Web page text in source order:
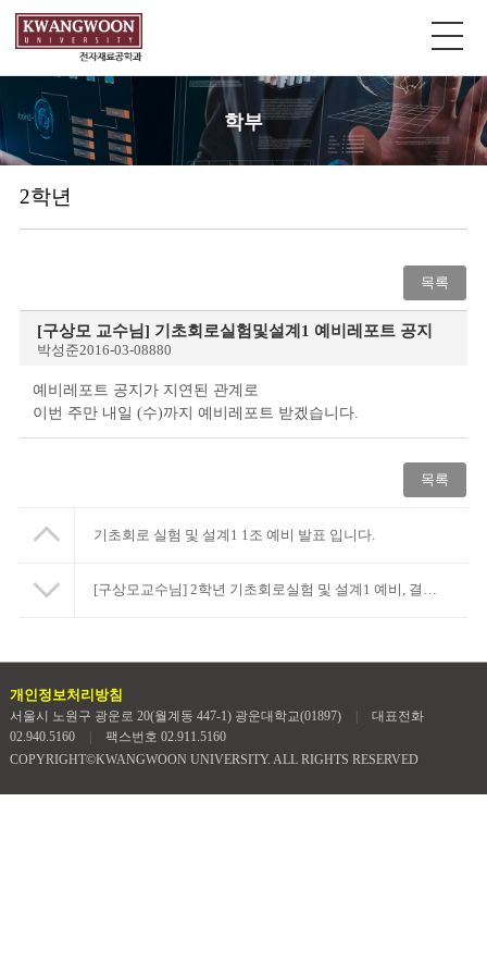
학부
2학년
목록
[구상모 교수님] 기초회로실험및설계1 예비레포트 공지
박성준2016-03-08880
예비레포트 공지가 지연된 관계로
이번 주만 내일 (수)까지 예비레포트 받겠습니다.
목록
기초회로 실험 및 설계1 1조 예비 발표 입니다.
[구상모교수님] 2학년 기초회로실험 및 설계1 예비, 결과리포트 안내
개인정보처리방침
서울시 노원구 광운로 20(월계동 447-1) 광운대학교(01897)
대표전화
02.940.5160
팩스번호 02.911.5160
COPYRIGHT©KWANGWOON UNIVERSITY. ALL RIGHTS RESERVED